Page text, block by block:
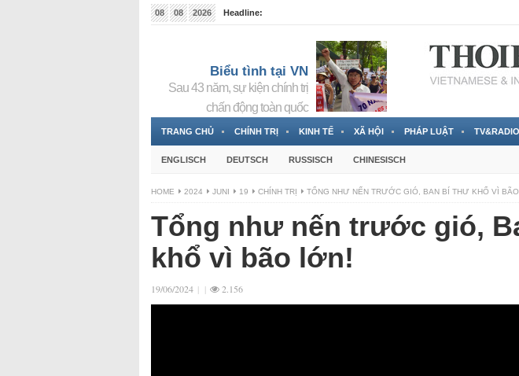
08 08 2026
Headline:
Biểu tình tại VN
Sau 43 năm, sự kiện chính trị
chấn động toàn quốc
TRANG CHỦ CHÍNH TRỊ KINH TẾ XÃ HỘI PHÁP LUẬT TV&RADIO
ENGLISCH DEUTSCH RUSSISCH CHINESISCH
HOME 2024 JUNI 19 CHÍNH TRỊ TỔNG NHƯ NẾN TRƯỚC GIÓ, BAN BÍ THƯ KHỔ VÌ
Tổng như nến trước gió,
khổ vì bão lớn!
19/06/2024 | | 2.156